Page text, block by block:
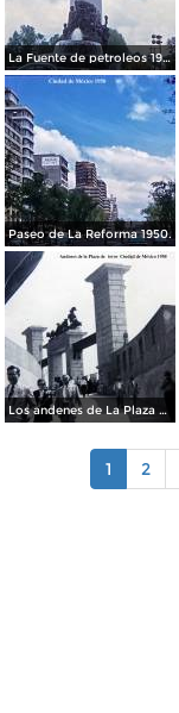
La Fuente de petroleos 1950.
Paseo de La Reforma 1950.
Los andenes de La Plaza de toros Ciudad de México 1950
1 2